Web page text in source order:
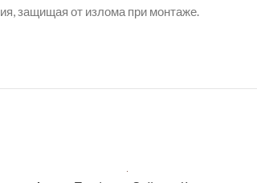
защищая от излома при монтаже.